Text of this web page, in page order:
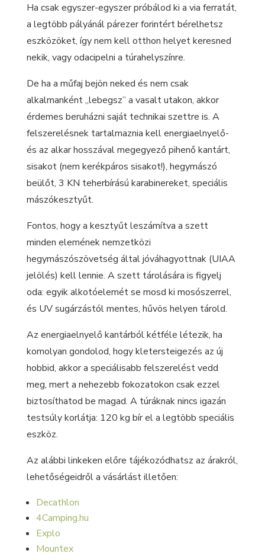
Ha csak egyszer-egyszer próbálod ki a via ferratát,
a legtöbb pályánál párezer forintért bérelhetsz
eszközöket, így nem kell otthon helyet keresned
nekik, vagy odacipelni a túrahelyszínre.
De ha a műfaj bejön neked és nem csak
alkalmanként „lebegsz” a vasalt utakon, akkor
érdemes beruházni saját technikai szettre is. A
felszerelésnek tartalmaznia kell energiaelnyelő-
és az alkar hosszával megegyező pihenő kantárt,
sisakot (nem kerékpáros sisakot!), hegymászó
beülőt, 3 KN teherbírású karabinereket, speciális
mászókesztyűt.
Fontos, hogy a kesztyűt leszámítva a szett
minden elemének nemzetközi
hegymászószövetség által jóváhagyottnak (UIAA
jelölés) kell lennie. A szett tárolására is figyelj
oda: egyik alkotóelemét se mosd ki mosószerrel,
és UV sugárzástól mentes, hűvös helyen tárold.
Az energiaelnyelő kantárból kétféle létezik, ha
komolyan gondolod, hogy kletersteigezés az új
hobbid, akkor a speciálisabb felszerelést vedd
meg, mert a nehezebb fokozatokon csak ezzel
biztosíthatod be magad. A túráknak nincs igazán
testsúly korlátja: 120 kg bír el a legtöbb speciális
eszköz.
Az alábbi linkeken előre tájékozódhatsz az árakról,
lehetőségeidről a vásárlást illetően:
Decathlon
4Camping.hu
Explo
Mountex